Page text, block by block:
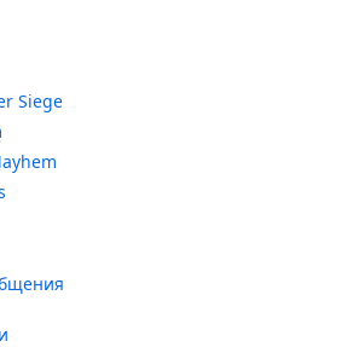
Siege